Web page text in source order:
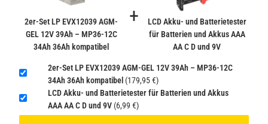
(Gefahrgut UN3090 Versand
gem. SV188 ADR)
Verbatim Cool'n'Go AirJet Handventilator 4000mAh
Grau Lila
22,95 €
inkl. 19% USt. zzgl.Versand
(Gefahrgut UN3480 Versand
−
2er-Set LP EVX12039 AGM-
GEL 12V 39Ah – MP36-12C
34Ah 36Ah kompatibel
+
LCD Akku- und Batterietester
für Batterien und Akkus AAA
AA C D und 9V
2er-Set LP EVX12039 AGM-GEL 12V 39Ah – MP36-12C
34Ah 36Ah kompatibel (179,95 €)
LCD Akku- und Batterietester für Batterien und Akkus
AAA AA C D und 9V (6,99 €)